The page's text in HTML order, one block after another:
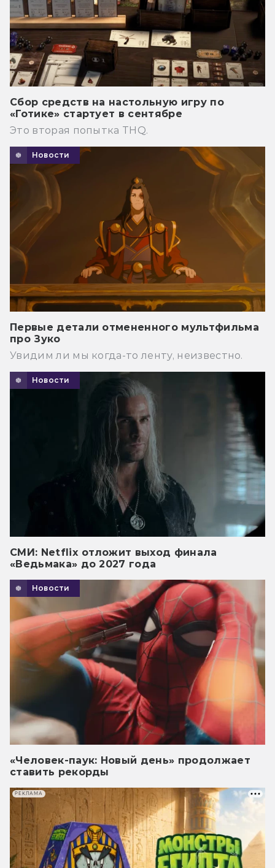
Сбор средств на настольную игру по
«Готике» стартует в сентябре
Это вторая попытка THQ.
Новости
Первые детали отмененного мультфильма
про Зуко
Увидим ли мы когда-то ленту, неизвестно.
Новости
СМИ: Netflix отложит выход финала
«Ведьмака» до 2027 года
Новости
«Человек-паук: Новый день» продолжает
ставить рекорды
РЕКЛАМА